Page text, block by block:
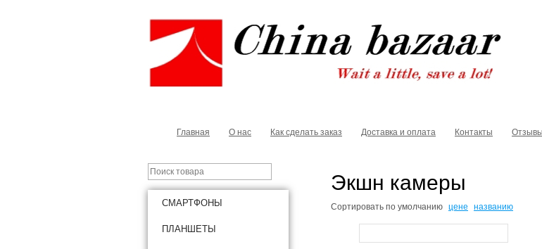
Главная О нас Как сделать заказ Доставка и оплата Контакты Отзывы
Экшн камеры
Сортировать по умолчанию цене названию
СМАРТФОНЫ
ПЛАНШЕТЫ